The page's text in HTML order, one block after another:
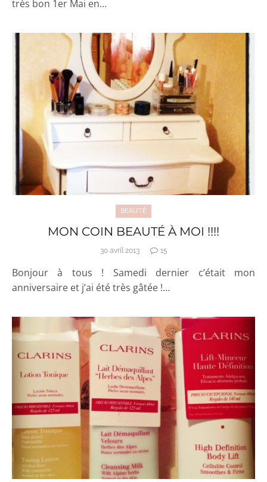
très bon 1er Mai en…
BEAUTÉ
MON COIN BEAUTÉ À MOI !!!!
30 avril 2013 15
Bonjour à tous ! Samedi dernier c’était mon
anniversaire et j’ai été très gâtée !…